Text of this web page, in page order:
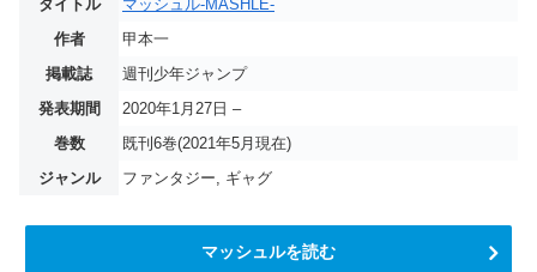
タイトル
マッシュル-MASHLE-
作者
甲本一
掲載誌
週刊少年ジャンプ
発表期間
2020年1月27日 –
巻数
既刊6巻(2021年5月現在)
ジャンル
ファンタジー, ギャグ
マッシュルを読む